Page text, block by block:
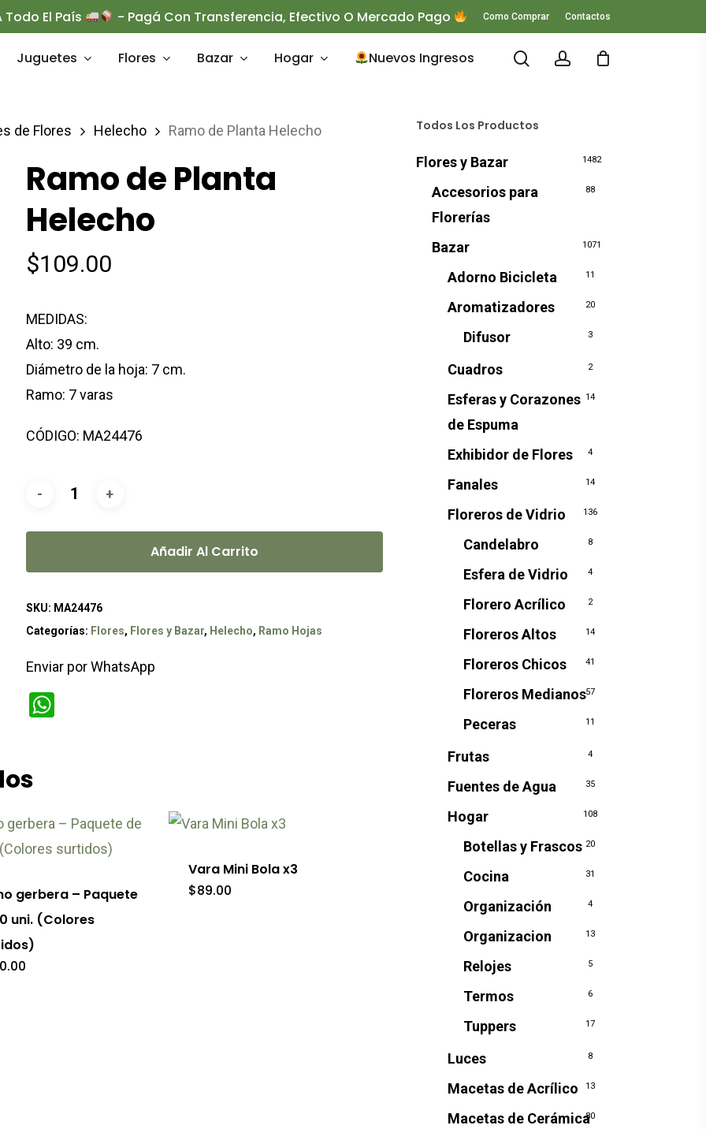
El País - Pagá Con Transferencia, Efectivo O Mercado Pago Como Comprar Contactos
Juguetes Flores Bazar Hogar Nuevos Ingresos searchaccount
de Flores Helecho Ramo de Planta Helecho
Ramo de Planta
Helecho
$109.00
MEDIDAS:
Alto: 39 cm.
Diámetro de la hoja: 7 cm.
Ramo: 7 varas
CÓDIGO: MA24476
Añadir Al Carrito
SKU: MA24476
Categorías: Flores, Flores y Bazar, Helecho, Ramo Hojas
Enviar por WhatsApp
WhatsApp
gerbera – Paquete
uni. (Colores
Este
producto
múltiples
Vara Mini Bola x3
$89.00
Todos Los Productos
Flores y Bazar 1482
Accesorios para
Florerías
88
Bazar 1071
Adorno Bicicleta 11
Aromatizadores 20
Difusor 3
Cuadros 2
Esferas y Corazones
de Espuma
14
Exhibidor de Flores 4
Fanales 14
Floreros de Vidrio 136
Candelabro 8
Esfera de Vidrio 4
Florero Acrílico 2
Floreros Altos 14
Floreros Chicos 41
Floreros Medianos57
Peceras 11
Frutas 4
Fuentes de Agua 35
Hogar 108
Botellas y Frascos 20
Cocina 31
Organización 4
Organizacion 13
Relojes 5
Termos 6
Tuppers 17
Luces 8
Macetas de Acrílico 13
Macetas de Cerámica80